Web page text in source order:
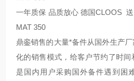
一年质保 品质放心 德国CLOOS
MAT 350
鼎銮销售的大量*备件从国外生产
化的销售模式，给客户节约了时
是国内用户采购国外备件遇到困